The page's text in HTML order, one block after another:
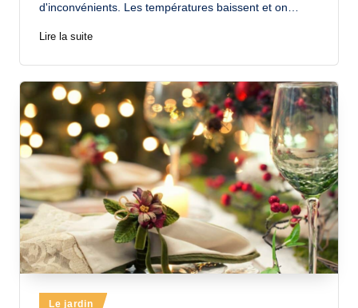
d'inconvénients. Les températures baissent et on…
Lire la suite
Posted
Le jardin